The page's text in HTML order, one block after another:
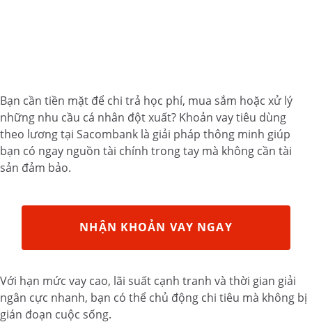
Bạn cần tiền mặt để chi trả học phí, mua sắm hoặc xử lý
những nhu cầu cá nhân đột xuất? Khoản vay tiêu dùng
theo lương tại Sacombank là giải pháp thông minh giúp
bạn có ngay nguồn tài chính trong tay mà không cần tài
sản đảm bảo.
NHẬN KHOẢN VAY NGAY
Với hạn mức vay cao, lãi suất cạnh tranh và thời gian giải
ngân cực nhanh, bạn có thể chủ động chi tiêu mà không bị
gián đoạn cuộc sống.